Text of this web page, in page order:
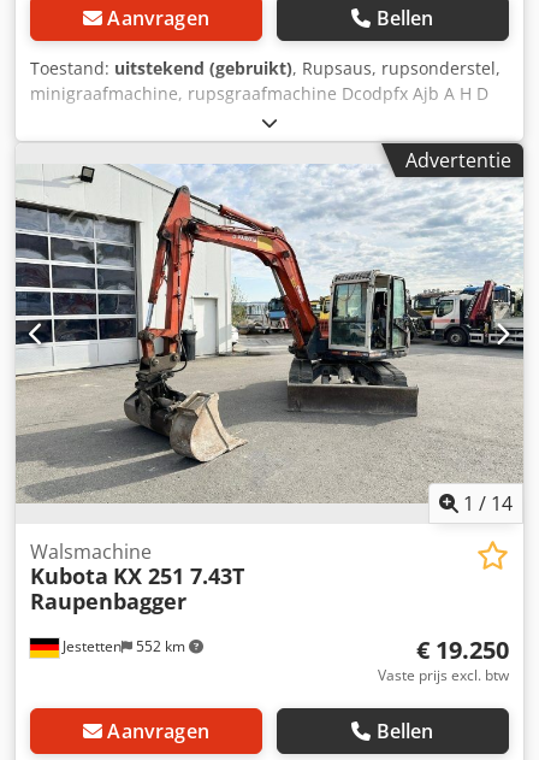
Aanvragen Bellen
Toestand: uitstekend (gebruikt), Rupsaus, rupsonderstel,
minigraafmachine, rupsgraafmachine Dcodpfx Ajb A H D
Rofrsk -Wiel: Ø 290 mm -Geleiding: 70 mm -Veer -
Spancilinder
Advertentie
1 / 14
Jestetten 552 km
Walsmachine
Kubota KX 251 7.43T
Raupenbagger
€ 19.250
Vaste prijs excl. btw
Aanvragen Bellen